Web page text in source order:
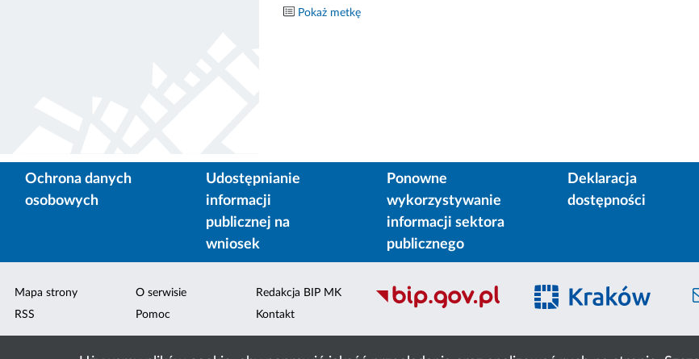
Pokaż metkę
Ochrona danych
osobowych
Udostępnianie
informacji
publicznej na
wniosek
Ponowne
wykorzystywanie
informacji sektora
publicznego
Deklaracja
dostępności
Mapa strony
RSS
O serwisie
Pomoc
Redakcja BIP MK
Kontakt